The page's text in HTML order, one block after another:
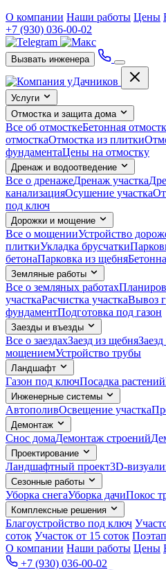
О компании Наши работы Цены
+7 (930) 036-00-02
Вызвать инженера
Услуги
Отмостка и защита дома
Все об отмосткеБетонная
отмосткаОтмостка из плитки
фундаментаЦены на отмостку
Дренаж и водоотведение
Все о дренажеДренаж участка
канализацияОсушение участка
под ключ
Дорожки и мощение
Все о мощенииУстройство
плиткиУкладка брусчатки
бетонаПарковка из щебня
Земляные работы
Все о земляных работах
участкаРасчистка участкаВывоз
фундаментПодготовка под газон
Заезды и въезды
Все о заездахЗаезд из щебня
мощениемУстройство трубы
Ландшафт
Газон под ключПосадка растений
Инженерные системы
АвтополивОсвещение участка
Демонтаж
Снос домаДемонтаж строений
Проектирование
Ландшафтный проект3D-
Сезонные работы
Уборка снегаУборка дачиПокос
Комплексные решения
Благоустройство под ключ
соток Участок от 15 соток
О компании Наши работы Цены
+7 (930) 036-00-02